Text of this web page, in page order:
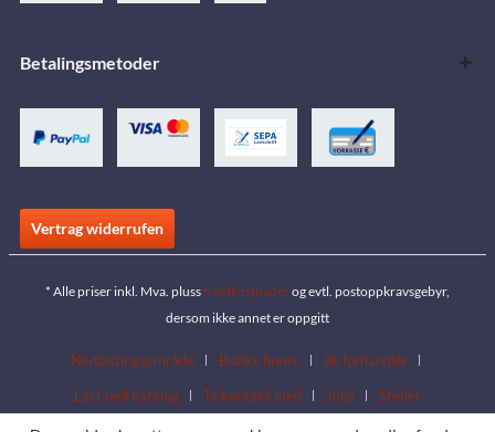
Betalingsmetoder
Vertrag widerrufen
* Alle priser inkl. Mva. plussfraktkostnaderog evtl. postoppkravsgebyr,
dersom ikke annet er oppgitt
Nedlastingsområde Butikk finner
Bli forhandler
Last ned katalog
Ta kontakt med Jobs Steder